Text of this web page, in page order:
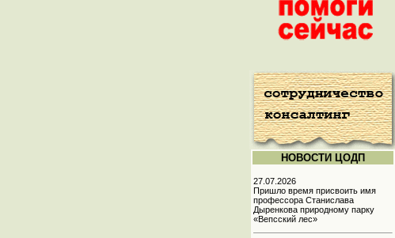
НОВОСТИ ЦОДП
27.07.2026
Пришло время присвоить имя
профессора Станислава
Дыренкова природному парку
«Вепсский лес»